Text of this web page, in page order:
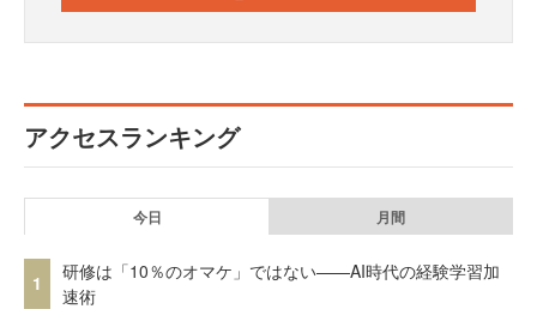
アクセスランキング
今日 月間
1
研修は「10％のオマケ」ではない——AI時代の経験学習加
速術